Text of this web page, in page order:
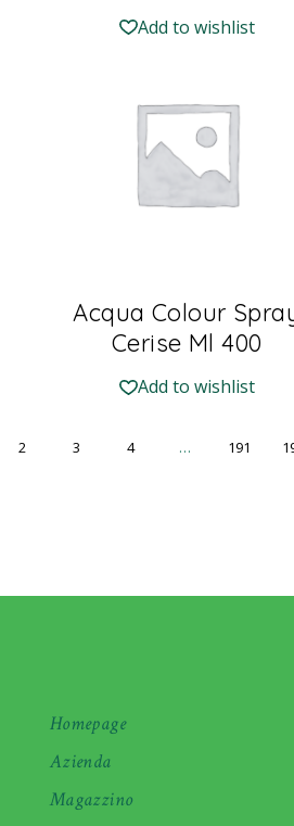
Add to wishlist
Acqua Colour
Cerise Ml 400
Add to wishlist
2 3 4 … 191
Homepage
Azienda
Magazzino